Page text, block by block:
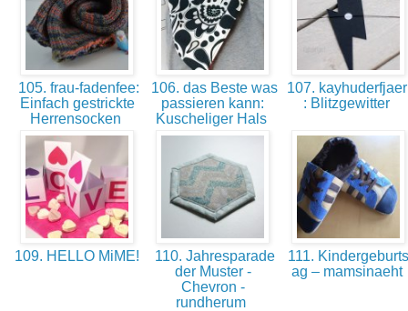
105. frau-fadenfee:
Einfach gestrickte
Herrensocken
106. das Beste was
passieren kann:
Kuscheliger Hals
107.
: Blitzgewitter
109. HELLO MiME!
110. Jahresparade
der Muster -
Chevron -
rundherum
111.
ag – mamsinaeht